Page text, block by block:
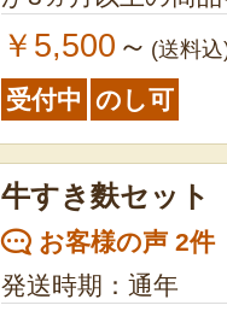
￥5,500 ～ (送料
受付中 のし可
牛すき麩セット
お客様の声 2件
発送時期：通年